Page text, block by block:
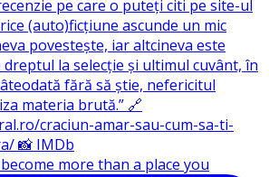
more than a place you